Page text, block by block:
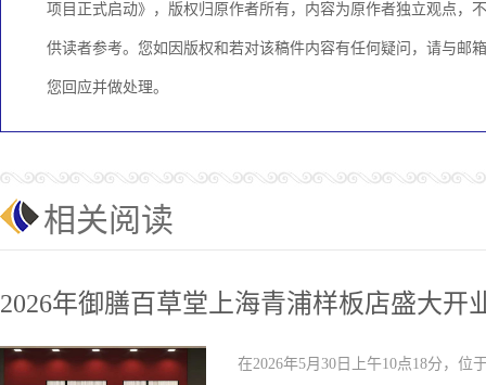
项目正式启动》，版权归原作者所有，内容为原作者独立观点，
供读者参考。您如因版权和若对该稿件内容有任何疑问，请与邮
您回应并做处理。
相关阅读
2026年御膳百草堂上海青浦样板店盛大开
在2026年5月30日上午10点18分，位